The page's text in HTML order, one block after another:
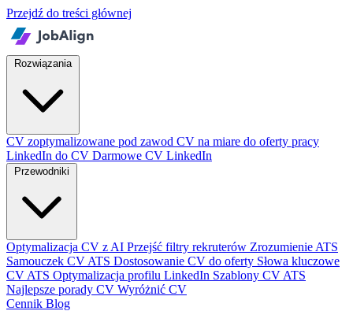
Przejdź do treści głównej
Rozwiązania
CV zoptymalizowane pod zawod CV na miare do oferty pracy
LinkedIn do CV Darmowe CV LinkedIn
Optymalizacja CV z AI Przejść filtry rekruterów Zrozumienie ATS
Samouczek CV ATS Dostosowanie CV do oferty Słowa kluczowe
CV ATS Optymalizacja profilu LinkedIn Szablony CV ATS
Najlepsze porady CV Wyróżnić CV
Cennik Blog